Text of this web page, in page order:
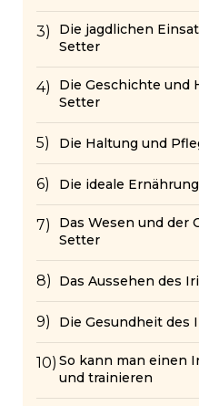
Die jagdlichen
Setter
Die Geschichte und
Setter
Die Haltung und
Die ideale
Das Wesen und der
Setter
Das Aussehen des
Die Gesundheit des
So kann man einen
und trainieren